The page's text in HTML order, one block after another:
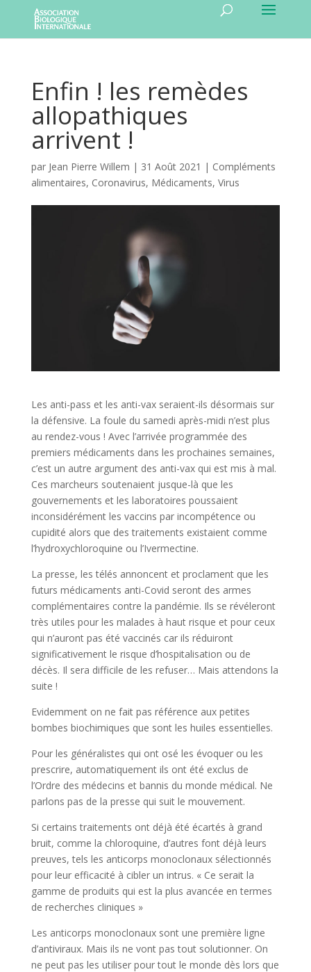
Enfin ! les remèdes
allopathiques
arrivent !
par Jean Pierre Willem | 31 Août 2021 | Compléments
alimentaires, Coronavirus, Médicaments, Virus
Les anti-pass et les anti-vax seraient-ils désormais sur
la défensive. La foule du samedi après-midi n’est plus
au rendez-vous ! Avec l’arrivée programmée des
premiers médicaments dans les prochaines semaines,
c’est un autre argument des anti-vax qui est mis à mal.
Ces marcheurs soutenaient jusque-là que les
gouvernements et les laboratoires poussaient
inconsidérément les vaccins par incompétence ou
cupidité alors que des traitements existaient comme
l’hydroxychloroquine ou l’Ivermectine.
La presse, les télés annoncent et proclament que les
futurs médicaments anti-Covid seront des armes
complémentaires contre la pandémie. Ils se révéleront
très utiles pour les malades à haut risque et pour ceux
qui n’auront pas été vaccinés car ils réduiront
significativement le risque d’hospitalisation ou de
décès. Il sera difficile de les refuser… Mais attendons la
suite !
Evidemment on ne fait pas référence aux petites
bombes biochimiques que sont les huiles essentielles.
Pour les généralistes qui ont osé les évoquer ou les
prescrire, automatiquement ils ont été exclus de
l’Ordre des médecins et bannis du monde médical. Ne
parlons pas de la presse qui suit le mouvement.
Si certains traitements ont déjà été écartés à grand
bruit, comme la chloroquine, d’autres font déjà leurs
preuves, tels les anticorps monoclonaux sélectionnés
pour leur efficacité à cibler un intrus. « Ce serait la
gamme de produits qui est la plus avancée en termes
de recherches cliniques »
Les anticorps monoclonaux sont une première ligne
d’antiviraux. Mais ils ne vont pas tout solutionner. On
ne peut pas les utiliser pour tout le monde dès lors que